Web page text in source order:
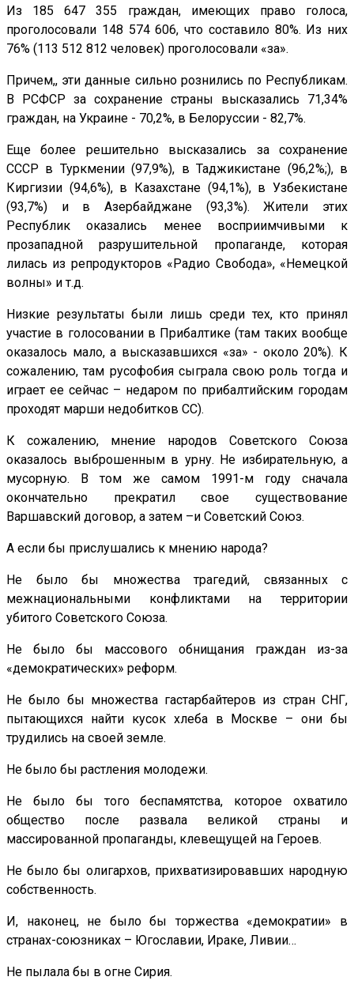
Из 185 647 355 граждан, имеющих право голоса,
проголосовали 148 574 606, что составило 80%. Из них
76% (113 512 812 человек) проголосовали «за».
Причем,, эти данные сильно рознились по Республикам.
В РСФСР за сохранение страны высказались 71,34%
граждан, на Украине - 70,2%, в Белоруссии - 82,7%.
Еще более решительно высказались за сохранение
СССР в Туркмении (97,9%), в Таджикистане (96,2%;), в
Киргизии (94,6%), в Казахстане (94,1%), в Узбекистане
(93,7%) и в Азербайджане (93,3%). Жители этих
Республик оказались менее восприимчивыми к
прозападной разрушительной пропаганде, которая
лилась из репродукторов «Радио Свобода», «Немецкой
волны» и т.д.
Низкие результаты были лишь среди тех, кто принял
участие в голосовании в Прибалтике (там таких вообще
оказалось мало, а высказавшихся «за» - около 20%). К
сожалению, там русофобия сыграла свою роль тогда и
играет ее сейчас – недаром по прибалтийским городам
проходят марши недобитков СС).
К сожалению, мнение народов Советского Союза
оказалось выброшенным в урну. Не избирательную, а
мусорную. В том же самом 1991-м году сначала
окончательно прекратил свое существование
Варшавский договор, а затем –и Советский Союз.
А если бы прислушались к мнению народа?
Не было бы множества трагедий, связанных с
межнациональными конфликтами на территории
убитого Советского Союза.
Не было бы массового обнищания граждан из-за
«демократических» реформ.
Не было бы множества гастарбайтеров из стран СНГ,
пытающихся найти кусок хлеба в Москве – они бы
трудились на своей земле.
Не было бы растления молодежи.
Не было бы того беспамятства, которое охватило
общество после развала великой страны и
массированной пропаганды, клевещущей на Героев.
Не было бы олигархов, прихватизировавших народную
собственность.
И, наконец, не было бы торжества «демократии» в
странах-союзниках – Югославии, Ираке, Ливии…
Не пылала бы в огне Сирия.